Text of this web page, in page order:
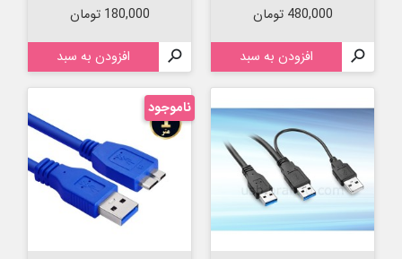
قیمت
480,000 تومان
 افزودن به سبد
قیمت
180,000 تومان
 افزودن به سبد
ناموجود